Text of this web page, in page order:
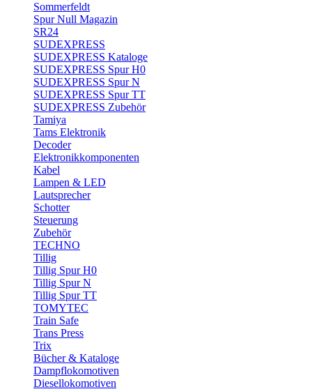
Sommerfeldt
Spur Null Magazin
SR24
SUDEXPRESS
SUDEXPRESS Kataloge
SUDEXPRESS Spur H0
SUDEXPRESS Spur N
SUDEXPRESS Spur TT
SUDEXPRESS Zubehör
Tamiya
Tams Elektronik
Decoder
Elektronikkomponenten
Kabel
Lampen & LED
Lautsprecher
Schotter
Steuerung
Zubehör
TECHNO
Tillig
Tillig Spur H0
Tillig Spur N
Tillig Spur TT
TOMYTEC
Train Safe
Trans Press
Trix
Bücher & Kataloge
Dampflokomotiven
Diesellokomotiven